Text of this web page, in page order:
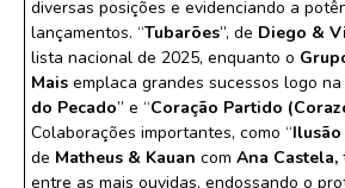
diversas posições e evidenciando a
lançamentos. “Tubarões”, de Diego &
lista nacional de 2025, enquanto o
Mais emplaca grandes sucessos logo na
do Pecado” e “Coração Partido
Colaborações importantes, como “
de Matheus & Kauan com Ana Castela,
entre as mais ouvidas, endossando o